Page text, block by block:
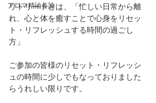
アロマ精油各論
リトリートとは、「忙しい日常から離
れ、心と体を癒すことで心身をリセッ
ト・リフレッシュする時間の過ごし
方」
ご参加の皆様のリセット・リフレッシ
ュの時間に少しでもなっておりました
らうれしい限りです。